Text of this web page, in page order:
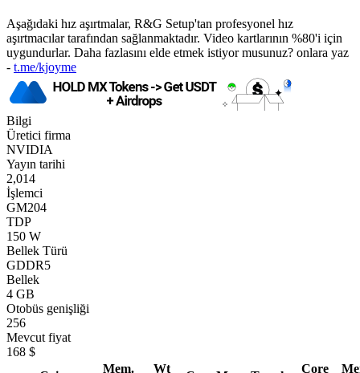
Aşağıdaki hız aşırtmalar, R&G Setup'tan profesyonel hız
aşırtmacılar tarafından sağlanmaktadır. Video kartlarının %80'i için
uygundurlar. Daha fazlasını elde etmek istiyor musunuz? onlara yaz
- t.me/kjoyme
Bilgi
Üretici firma
NVIDIA
Yayın tarihi
2,014
İşlemci
GM204
TDP
150 W
Bellek Türü
GDDR5
Bellek
4 GB
Otobüs genişliği
256
Mevcut fiyat
168 $
Mem.
Wt
Core